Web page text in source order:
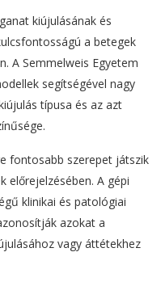
kiújulásának és
a betegek
A Semmelweis Egyetem
segítségével nagy
típusa és az azt
fontosabb szerepet játszik
előrejelzésében. A gépi
klinikai és patológiai
azokat a
vagy áttétekhez